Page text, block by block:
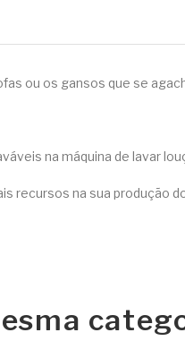
ou os gansos que se
na máquina de lavar
recursos na sua produção